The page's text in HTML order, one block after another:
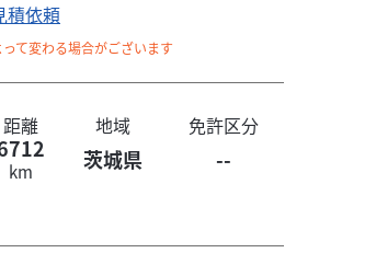
積依頼
て変わる場合がございます
距離 地域 免許区分
km 茨城県 --